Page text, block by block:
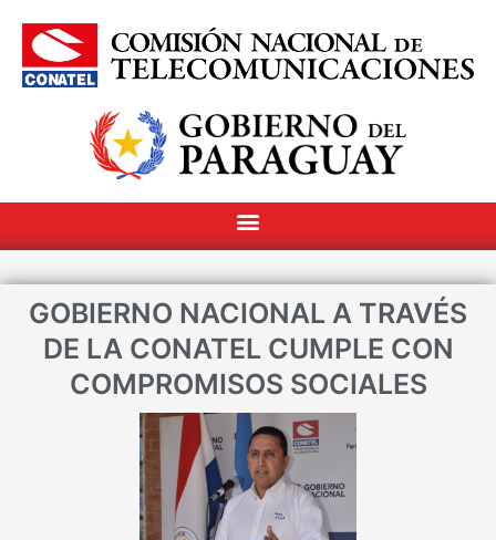
GOBIERNO NACIONAL A TRAVÉS
DE LA CONATEL CUMPLE CON
COMPROMISOS SOCIALES